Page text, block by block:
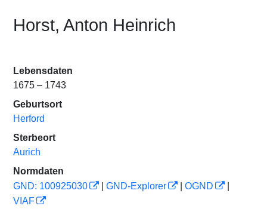
Horst, Anton Heinrich
Lebensdaten
1675 – 1743
Geburtsort
Herford
Sterbeort
Aurich
Normdaten
GND: 100925030
GND-Explorer OGND
VIAF